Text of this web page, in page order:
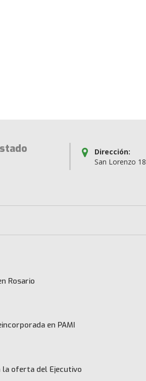
Dirección:
San Lorenzo
Rosario
en PAMI
la oferta del Ejecutivo